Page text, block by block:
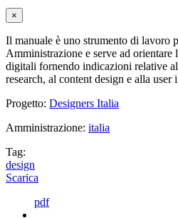
×
Il manuale è uno strumento di lavoro
Amministrazione e serve ad orientare
digitali fornendo indicazioni relative
research, al content design e alla user
Progetto: Designers Italia
Amministrazione: italia
Tag:
design
Scarica
pdf